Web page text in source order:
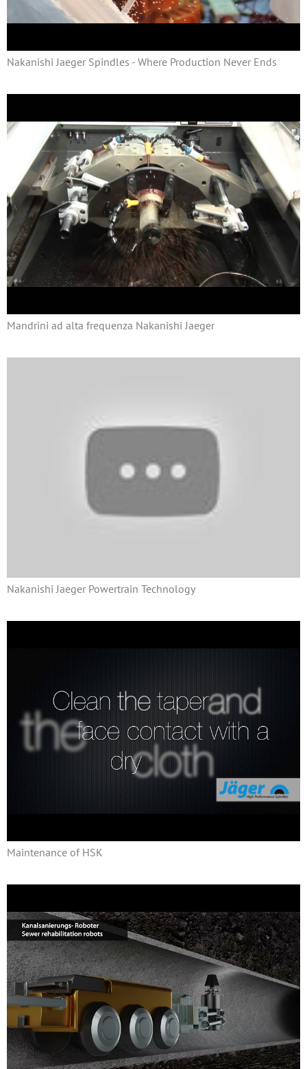
Nakanishi Jaeger Spindles - Where Production Never Ends
Mandrini ad alta frequenza Nakanishi Jaeger
Nakanishi Jaeger Powertrain Technology
Maintenance of HSK